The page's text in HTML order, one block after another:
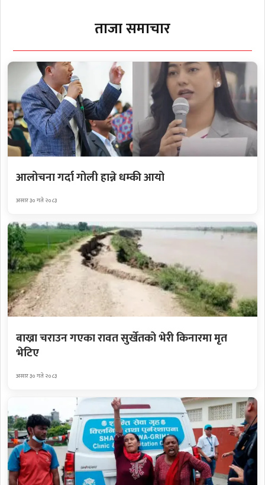
ताजा समाचार
आलोचना गर्दा गोली हान्ने धम्की आयो
असार ३० गते २०८३
बाख्रा चराउन गएका रावत सुर्खेतको भेरी किनारमा मृत
भेटिए
असार ३० गते २०८३